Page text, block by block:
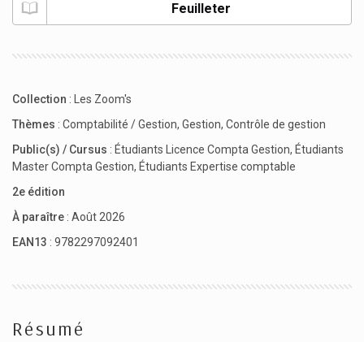
Feuilleter
Collection :
Les Zoom's
Thèmes : Comptabilité / Gestion, Gestion, Contrôle de gestion
Public(s) / Cursus : Étudiants Licence Compta Gestion, Étudiants
Master Compta Gestion, Étudiants Expertise comptable
2e édition
À paraître : Août 2026
EAN13 : 9782297092401
Résumé